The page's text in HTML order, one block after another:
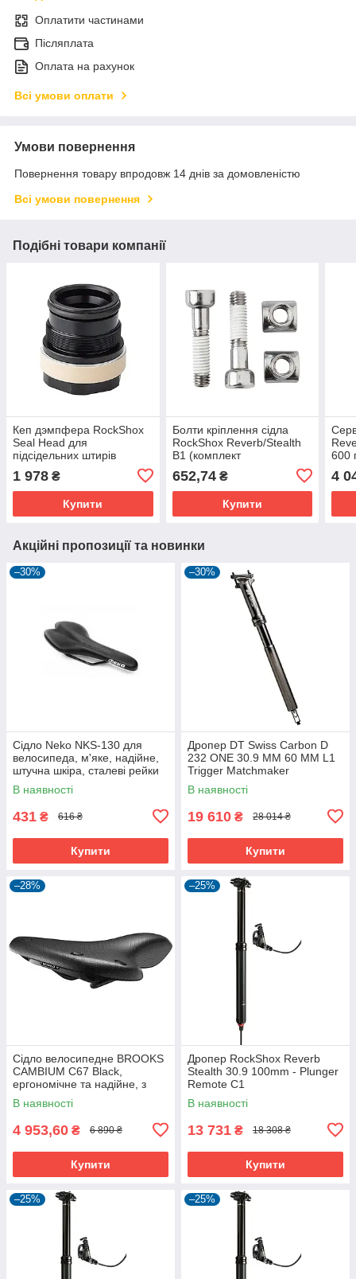
Оплатити частинами
Післяплата
Оплата на рахунок
Всі умови оплати
Умови повернення
Повернення товару впродовж 14 днів за домовленістю
Всі умови повернення
Подібні товари компанії
Кеп дэмпфера RockShox
Seal Head для
підсідельних штирів
Reverb Stealth B1 (2017)
та AXS (2020+)
1 978 ₴
Купити
Болти кріплення сідла
RockShox Reverb/Stealth
B1 (комплект
652,74₴
Купити
600
4
Акційні пропозиції та новинки
–30%
Сідло Neko NKS-130 для
велосипеда, м'яке, надійне,
штучна шкіра, сталеві рейки
В наявності
431 ₴ 616 ₴
Купити
–30%
Дропер DT Swiss Carbon D
232 ONE 30.9 MM 60 MM L1
Trigger Matchmaker
В наявності
19 610 ₴ 28 014 ₴
Купити
–28%
Сідло велосипедне BROOKS
CAMBIUM C67 Black,
ергономічне та надійне, з
посиленими пружинами.
В наявності
4 953,60 ₴ 6 890 ₴
Купити
–25%
Дропер RockShox Reverb
Stealth 30.9 100mm - Plunger
Remote C1
В наявності
13 731 ₴ 18 308 ₴
Купити
–25% –25%